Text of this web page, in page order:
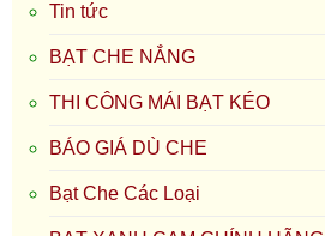
Tin tức
BẠT CHE NẮNG
THI CÔNG MÁI BẠT KÉO
BÁO GIÁ DÙ CHE
Bạt Che Các Loại